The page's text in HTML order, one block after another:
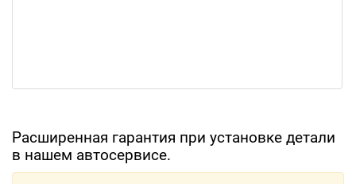
Расширенная гарантия при установке детали
в нашем автосервисе.